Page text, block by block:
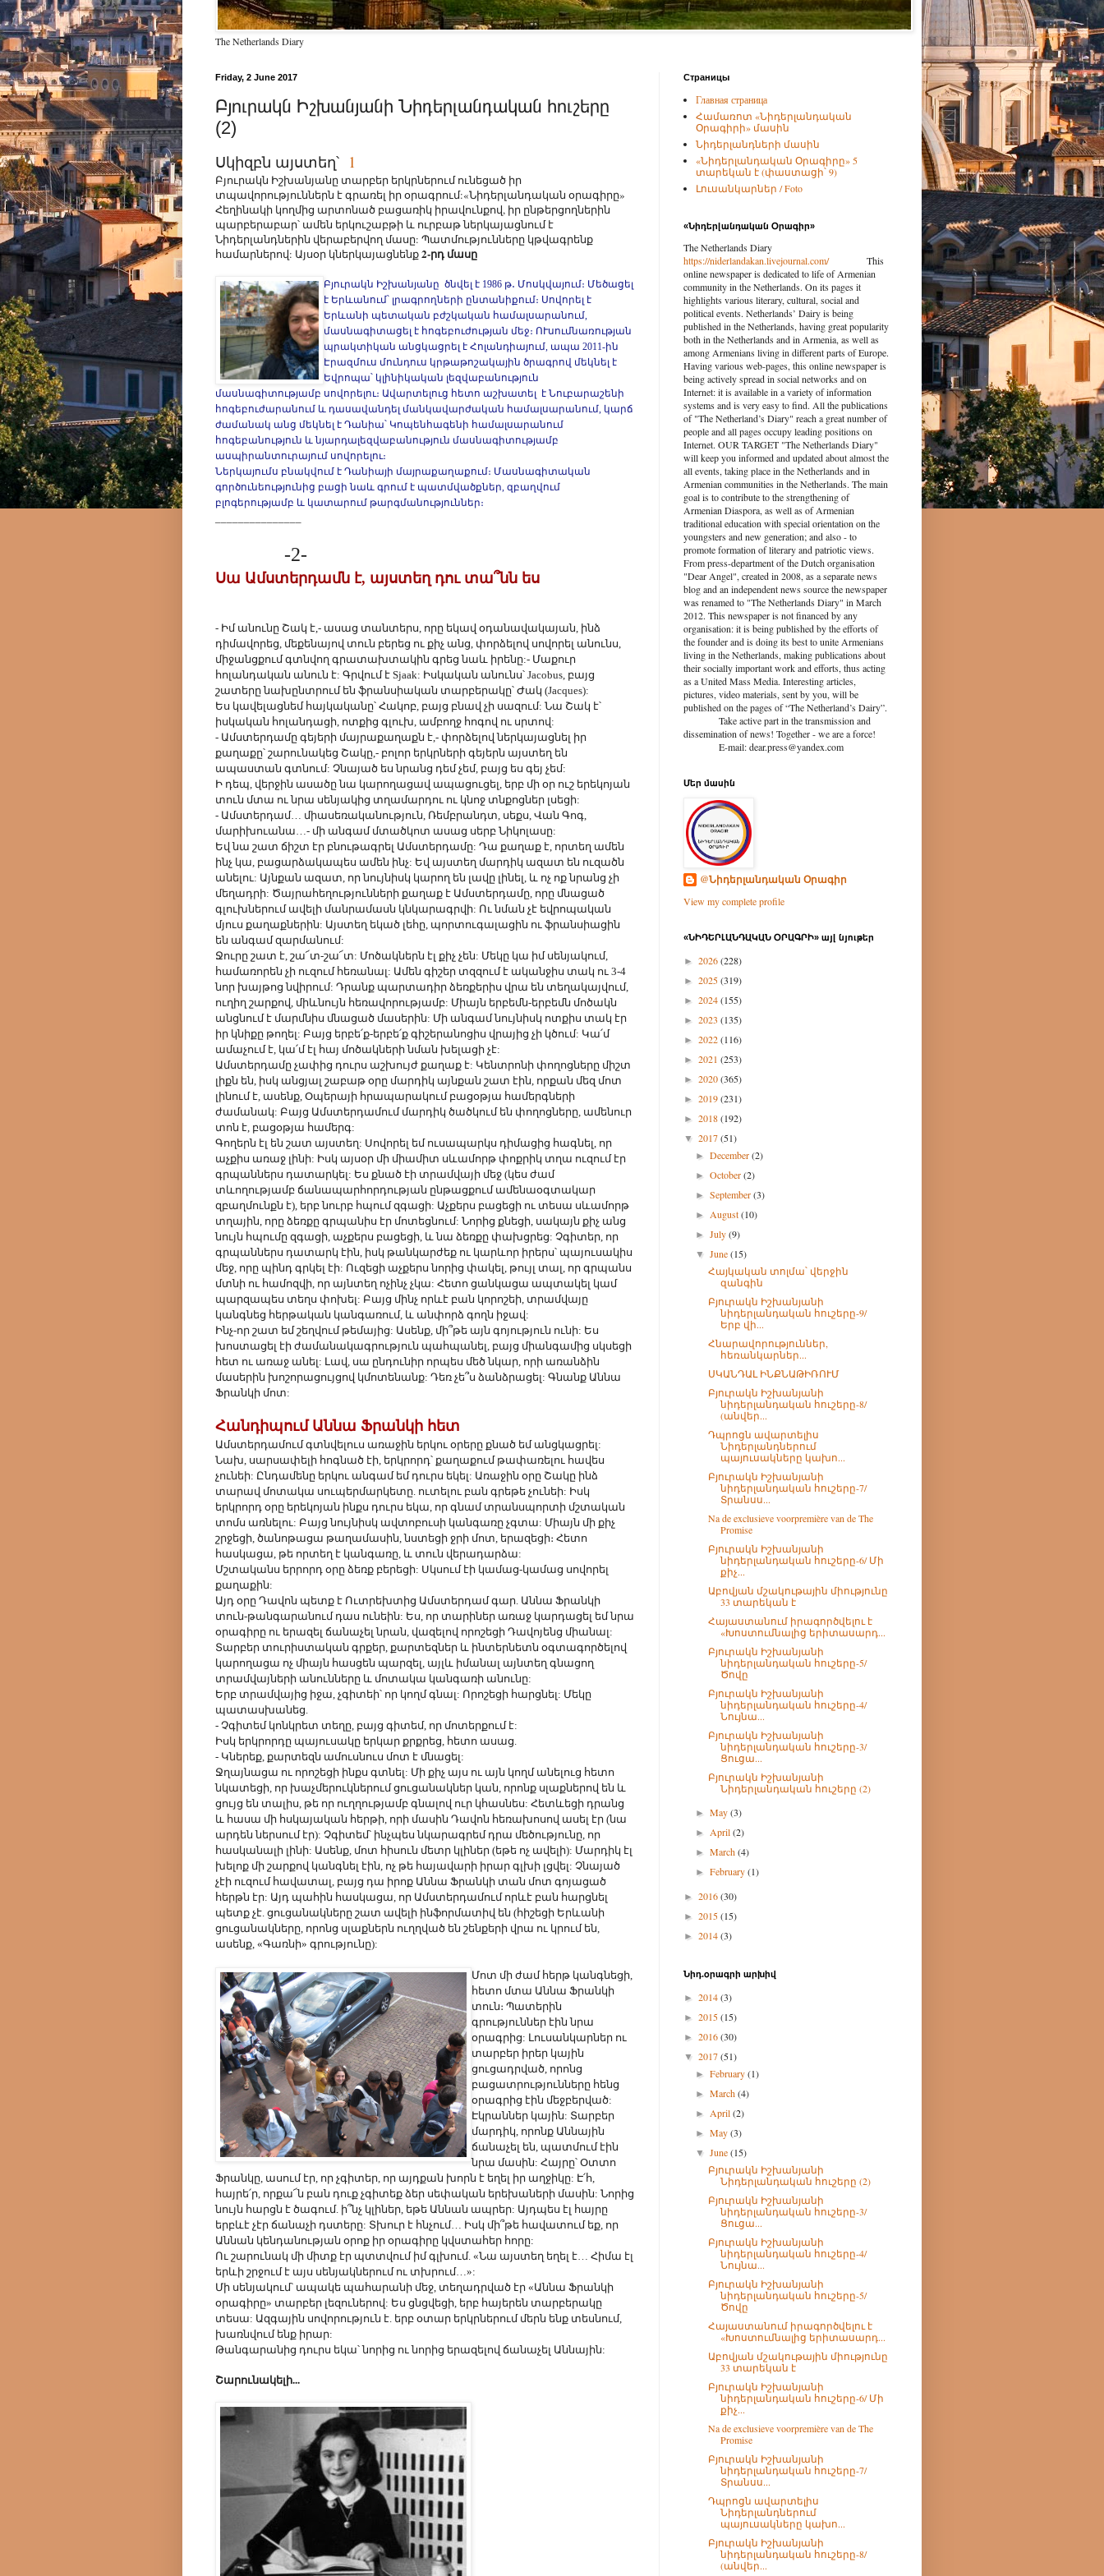
The Netherlands Diary
Friday, 2 June 2017
Բյուրակն Իշխանյանի Նիդերլանդական հուշերը
(2)
Սկիզբն այստեղ՝ 1
Բյուրակն Իշխանյանը տարբեր երկրներում ունեցած իր
տպավորություններն է գրառել իր օրագրում:«Նիդերլանդական օրագիրը»
Հեղինակի կողմից արտոնած բացառիկ իրավունքով, իր ընթերցողներին
պարբերաբար՝ ամեն երկուշաբթի և ուրբաթ ներկայացնում է
Նիդերլանդներին վերաբերվող մասը: Պատմությունները կթվագրենք
համարներով: Այսօր կներկայացնենք2-րդ մասը
Բյուրակն Իշխանյանը ծնվել է 1986 թ․ Մոսկվայում։ Մեծացել
է Երևանում՝ լրագրողների ընտանիքում։ Սովորել է
Երևանի պետական բժշկական համալսարանում,
մասնագիտացել է հոգեբուժության մեջ։ ՈՒսումնառության
պրակտիկան անցկացրել է Հոլանդիայում, ապա 2011-ին
Էրազմուս մունդուս կրթաթոշակային ծրագրով մեկնել է
Եվրոպա՝ կլինիկական լեզվաբանություն
մասնագիտությամբ սովորելու։ Ավարտելուց հետո աշխատել է Նուբարաշենի
հոգեբուժարանում և դասավանդել մանկավարժական համալսարանում, կարճ
ժամանակ անց մեկնել է Դանիա՝ Կոպենհագենի համալսարանում
հոգեբանություն և նյարդալեզվաբանություն մասնագիտությամբ
ասպիրանտուրայում սովորելու։
Ներկայումս բնակվում է Դանիայի մայրաքաղաքում։ Մասնագիտական
գործունեությունից բացի նաև գրում է պատմվածքներ, զբաղվում
բլոգերությամբ և կատարում թարգմանություններ։
-2-
Սա Ամստերդամն է, այստեղ դու տա՞նն ես
- Իմ անունը Շակ է,- ասաց տանտերս, որը եկավ օդանավակայան, ինձ
դիմավորեց, մեքենայով տուն բերեց ու քիչ անց, փորձելով սովորել անունս,
միջանցքում գտնվող գրատախտակին գրեց նաև իրենը:- Մաքուր
հոլանդական անուն է: Գրվում է Sjaak: Իսկական անունս՝ Jacobus, բայց
շատերը նախընտրում են ֆրանսիական տարբերակը՝ Ժակ (Jacques):
Ես կավելացնեմ հայկականը՝ Հակոբ, բայց բնավ չի սազում: Նա Շակ է՝
իսկական հոլանդացի, ոտքից գլուխ, ամբողջ հոգով ու սրտով:
- Ամստերդամը գեյերի մայրաքաղաքն է,- փորձելով ներկայացնել իր
քաղաքը՝ շարունակեց Շակը,- բոլոր երկրների գեյերն այստեղ են
ապաստան գտնում: Չնայած ես նրանց դեմ չեմ, բայց ես գեյ չեմ:
Ի դեպ, վերջին ասածը նա կարողացավ ապացուցել, երբ մի օր ուշ երեկոյան
տուն մտա ու նրա սենյակից տղամարդու ու կնոջ տնքոցներ լսեցի:
- Ամստերդամ… միասեռականություն, Ռեմբրանդտ, սեքս, Վան Գոգ,
մարիխուանա…- մի անգամ մտածկոտ ասաց սերբ Նիկոլասը:
Եվ նա շատ ճիշտ էր բնութագրել Ամստերդամը: Դա քաղաք է, որտեղ ամեն
ինչ կա, բացարձակապես ամեն ինչ: Եվ այստեղ մարդիկ ազատ են ուզածն
անելու: Այնքան ազատ, որ նույնիսկ կարող են լավը լինել, և ոչ ոք նրանց չի
մեղադրի: Ծայրահեղությունների քաղաք է Ամստերդամը, որը մնացած
գլուխներում ավելի մանրամասն կնկարագրվի: Ու նման չէ եվրոպական
մյուս քաղաքներին: Այստեղ եկած լեհը, պորտուգալացին ու ֆրանսիացին
են անգամ զարմանում:
Ջուրը շատ է, շա՜տ-շա՜տ: Մոծակներն էլ քիչ չեն: Մեկը կա իմ սենյակում,
համառորեն չի ուզում հեռանալ: Ամեն գիշեր տզզում է ականջիս տակ ու 3-4
նոր խայթոց նվիրում: Դրանք պարտադիր ձեռքերիս վրա են տեղակայվում,
ուղիղ շարքով, միևնույն հեռավորությամբ: Միայն երբեմն-երբեմն մոծակն
անցնում է մարմնիս մնացած մասերին: Մի անգամ նույնիսկ ոտքիս տակ էր
իր կնիքը թողել: Բայց երբե՛ք-երբե՛ք գիշերանոցիս վրայից չի կծում: Կա՛մ
ամաչում է, կա՛մ էլ հայ մոծակների նման խելացի չէ:
Ամստերդամը չափից դուրս աշխույժ քաղաք է: Կենտրոնի փողոցները միշտ
լիքն են, իսկ անցյալ շաբաթ օրը մարդիկ այնքան շատ էին, որքան մեզ մոտ
լինում է, ասենք, Օպերայի հրապարակում բացօթյա համերգների
ժամանակ: Բայց Ամստերդամում մարդիկ ծածկում են փողոցները, ամենուր
տոն է, բացօթյա համերգ:
Գողերն էլ են շատ այստեղ: Սովորել եմ ուսապարկս դիմացից հագնել, որ
աչքիս առաջ լինի: Իսկ այսօր մի միամիտ սևամորթ փոքրիկ տղա ուզում էր
գրպաններս դատարկել: Ես քնած էի տրամվայի մեջ (կես ժամ
տևողությամբ ճանապարհորդության ընթացքում ամենաօգտակար
զբաղմունքն է), երբ նուրբ հպում զգացի: Աչքերս բացեցի ու տեսա սևամորթ
տղային, որը ձեռքը գրպանիս էր մոտեցնում: Նորից քնեցի, սակայն քիչ անց
նույն հպումը զգացի, աչքերս բացեցի, և նա ձեռքը փախցրեց: Չգիտեր, որ
գրպաններս դատարկ էին, իսկ թանկարժեք ու կարևոր իրերս՝ պայուսակիս
մեջ, որը պինդ գրկել էի: Ուզեցի աչքերս նորից փակել, թույլ տալ, որ գրպանս
մտնի ու համոզվի, որ այնտեղ ոչինչ չկա: Հետո ցանկացա ապտակել կամ
պարզապես տեղս փոխել: Բայց մինչ որևէ բան կորոշեի, տրամվայը
կանգնեց հերթական կանգառում, և անփորձ գողն իջավ:
Ինչ-որ շատ եմ շեղվում թեմայից: Ասենք, մի՞թե այն գոյություն ունի: Ես
խոստացել էի ժամանակագրություն պահպանել, բայց միանգամից սկսեցի
հետ ու առաջ անել: Լավ, սա ընդունիր որպես մեծ նկար, որի առանձին
մասերին խոշորացույցով կմոտենանք: Դեռ չե՞ս ձանձրացել: Գնանք Աննա
Ֆրանկի մոտ:
Հանդիպում Աննա Ֆրանկի հետ
Ամստերդամում գտնվելուս առաջին երկու օրերը քնած եմ անցկացրել:
Նախ, սարսափելի հոգնած էի, երկրորդ՝ քաղաքում թափառելու հավես
չունեի: Ընդամենը երկու անգամ եմ դուրս եկել: Առաջին օրը Շակը ինձ
տարավ մոտակա սուպերմարկետը. ուտելու բան գրեթե չունեի: Իսկ
երկրորդ օրը երեկոյան ինքս դուրս եկա, որ գնամ տրանսպորտի մշտական
տոմս առնելու: Բայց նույնիսկ ավտոբուսի կանգառը չգտա: Միայն մի քիչ
շրջեցի, ծանոթացա թաղամասին, նստեցի ջրի մոտ, երազեցի։ Հետո
հասկացա, թե որտեղ է կանգառը, և տուն վերադարձա:
Մշտականս երրորդ օրը ձեռք բերեցի: Սկսում էի կամաց-կամաց սովորել
քաղաքին:
Այդ օրը Դավոն պետք է Ուտրեխտից Ամստերդամ գար. Աննա Ֆրանկի
տուն-թանգարանում դաս ունեին: Ես, որ տարիներ առաջ կարդացել եմ նրա
օրագիրը ու երազել ճանաչել նրան, վազելով որոշեցի Դավոյենց միանալ:
Տարբեր տուրիստական գրքեր, քարտեզներ և ինտերնետն օգտագործելով
կարողացա ոչ միայն հասցեն պարզել, այլև իմանալ այնտեղ գնացող
տրամվայների անունները և մոտակա կանգառի անունը:
Երբ տրամվայից իջա, չգիտեի՝ որ կողմ գնալ: Որոշեցի հարցնել: Մեկը
պատասխանեց.
- Չգիտեմ կոնկրետ տեղը, բայց գիտեմ, որ մոտերքում է:
Իսկ երկրորդը պայուսակը երկար քրքրեց, հետո ասաց.
- Կներեք, քարտեզն ամուսնուս մոտ է մնացել:
Ջղայնացա ու որոշեցի ինքս գտնել: Մի քիչ այս ու այն կողմ անելուց հետո
նկատեցի, որ խաչմերուկներում ցուցանակներ կան, որոնք սլաքներով են և
ցույց են տալիս, թե որ ուղղությամբ գնալով ուր կհասնես: Հետևեցի դրանց
և հասա մի հսկայական հերթի, որի մասին Դավոն հեռախոսով ասել էր (նա
արդեն ներսում էր): Չգիտեմ՝ ինչպես նկարագրեմ դրա մեծությունը, որ
հասկանալի լինի: Ասենք, մոտ հիսուն մետր կլիներ (եթե ոչ ավելի): Մարդիկ էլ
խելոք մի շարքով կանգնել էին, ոչ թե հայավարի իրար գլխի լցվել: Չնայած
չէի ուզում հավատալ, բայց դա իրոք Աննա Ֆրանկի տան մոտ գոյացած
հերթն էր: Այդ պահին հասկացա, որ Ամստերդամում որևէ բան հարցնել
պետք չէ. ցուցանակները շատ ավելի ինֆորմատիվ են (հիշեցի Երևանի
ցուցանակները, որոնց սլաքներն ուղղված են շենքերի վրա ու կրում են,
ասենք, «Գառնի» գրությունը):
Մոտ մի ժամ հերթ կանգնեցի,
հետո մտա Աննա Ֆրանկի
տուն։ Պատերին
գրություններ էին նրա
օրագրից: Լուսանկարներ ու
տարբեր իրեր կային
ցուցադրված, որոնց
բացատրությունները հենց
օրագրից էին մեջբերված:
Էկրաններ կային: Տարբեր
մարդիկ, որոնք Աննային
ճանաչել են, պատմում էին
նրա մասին: Հայրը՝ Օտտո
Ֆրանկը, ասում էր, որ չգիտեր, որ այդքան խորն է եղել իր աղջիկը: Է՛հ,
հայրե՛ր, որքա՜ն բան դուք չգիտեք ձեր սեփական երեխաների մասին: Նորից
նույն հարցն է ծագում. ի՞նչ կլիներ, եթե Աննան ապրեր: Այդպես էլ հայրը
երբևէ չէր ճանաչի դստերը: Տխուր է հնչում… Իսկ մի՞թե հավատում եք, որ
Աննան կենդանության օրոք իր օրագիրը կվստահեր հորը:
Ու շարունակ մի միտք էր պտտվում իմ գլխում. «Նա այստեղ եղել է… Հիմա էլ
երևի շրջում է այս սենյակներում ու տխրում…»:
Մի սենյակում՝ ապակե պահարանի մեջ, տեղադրված էր «Աննա Ֆրանկի
օրագիրը» տարբեր լեզուներով: Ես ցնցվեցի, երբ հայերեն տարբերակը
տեսա: Ազգային սովորություն է. երբ օտար երկրներում մերն ենք տեսնում,
խառնվում ենք իրար:
Թանգարանից դուրս եկա՝ նորից ու նորից երազելով ճանաչել Աննային:
Շարունակելի...
Страницы
Главная страница
Համառոտ «Նիդերլանդական
Օրագիրի» մասին
Նիդերլանդների մասին
«Նիդերլանդական Օրագիրը» 5
տարեկան է (փաստացի՝ 9)
Լուսանկարներ / Foto
«Նիդերլանդական Օրագիր»
The Netherlands Diary
https://niderlandakan.livejournal.com/This
online newspaper is dedicated to life of Armenian
community in the Netherlands. On its pages it
highlights various literary, cultural, social and
political events. Netherlands’ Dairy is being
published in the Netherlands, having great popularity
both in the Netherlands and in Armenia, as well as
among Armenians living in different parts of Europe.
Having various web-pages, this online newspaper is
being actively spread in social networks and on
Internet: it is available in a variety of information
systems and is very easy to find. All the publications
of "The Netherland’s Diary" reach a great number of
people and all pages occupy leading positions on
Internet. OUR TARGET "The Netherlands Diary"
will keep you informed and updated about almost the
all events, taking place in the Netherlands and in
Armenian communities in the Netherlands. The main
goal is to contribute to the strengthening of
Armenian Diaspora, as well as of Armenian
traditional education with special orientation on the
youngsters and new generation; and also - to
promote formation of literary and patriotic views.
From press-department of the Dutch organisation
"Dear Angel", created in 2008, as a separate news
blog and an independent news source the newspaper
was renamed to "The Netherlands Diary" in March
2012. This newspaper is not financed by any
organisation: it is being published by the efforts of
the founder and is doing its best to unite Armenians
living in the Netherlands, making publications about
their socially important work and efforts, thus acting
as a United Mass Media. Interesting articles,
pictures, video materials, sent by you, will be
published on the pages of “The Netherland’s Dairy”.
Take active part in the transmission and
dissemination of news! Together - we are a force!
E-mail: dear.press@yandex.com
Մեր մասին
@Նիդերլանդական Օրագիր
View my complete profile
«ՆԻԴԵՐԼԱՆԴԱԿԱՆ ՕՐԱԳՐԻ» այլ նյութեր
► 2026(228)
► 2025(319)
► 2024(155)
► 2023 (135)
► 2022(116)
► 2021 (253)
► 2020(365)
► 2019(231)
► 2018(192)
▼ 2017(51)
►December(2)
►October(2)
►September(3)
►August(10)
►July(9)
▼June(15)
Հայկական տոլմա՝ վերջին
զանգին
Բյուրակն Իշխանյանի
նիդերլանդական հուշերը-9/
Երբ վի...
Հնարավորություններ,
հեռանկարներ...
ՍԿԱՆԴԱԼ ԻՆՔՆԱԹԻՌՈՒՄ
Բյուրակն Իշխանյանի
նիդերլանդական հուշերը-8/
(անվեր...
Դպրոցն ավարտելիս
Նիդերլանդներում
պայուսակները կախո...
Բյուրակն Իշխանյանի
նիդերլանդական հուշերը-7/
Տրանսս...
Na de exclusieve voorpremière van de The
Promise
Բյուրակն Իշխանյանի
նիդերլանդական հուշերը-6/ Մի
քիչ...
Աբովյան մշակութային միությունը
33 տարեկան է
Հայաստանում իրագործվելու է
«Խոստումնալից երիտասարդ...
Բյուրակն Իշխանյանի
նիդերլանդական հուշերը-5/
Ծովը
Բյուրակն Իշխանյանի
նիդերլանդական հուշերը-4/
Նույնա...
Բյուրակն Իշխանյանի
նիդերլանդական հուշերը-3/
Ցուցա...
Բյուրակն Իշխանյանի
Նիդերլանդական հուշերը (2)
►May(3)
►April(2)
►March(4)
►February(1)
► 2016(30)
► 2015(15)
► 2014(3)
Նիդ.օրագրի արխիվ
► 2014(3)
► 2015(15)
► 2016(30)
▼ 2017(51)
►February(1)
►March(4)
►April(2)
►May(3)
▼June(15)
Բյուրակն Իշխանյանի
Նիդերլանդական հուշերը (2)
Բյուրակն Իշխանյանի
նիդերլանդական հուշերը-3/
Ցուցա...
Բյուրակն Իշխանյանի
նիդերլանդական հուշերը-4/
Նույնա...
Բյուրակն Իշխանյանի
նիդերլանդական հուշերը-5/
Ծովը
Հայաստանում իրագործվելու է
«Խոստումնալից երիտասարդ...
Աբովյան մշակութային միությունը
33 տարեկան է
Բյուրակն Իշխանյանի
նիդերլանդական հուշերը-6/ Մի
քիչ...
Na de exclusieve voorpremière van de The
Promise
Բյուրակն Իշխանյանի
նիդերլանդական հուշերը-7/
Տրանսս...
Դպրոցն ավարտելիս
Նիդերլանդներում
պայուսակները կախո...
Բյուրակն Իշխանյանի
նիդերլանդական հուշերը-8/
(անվեր...